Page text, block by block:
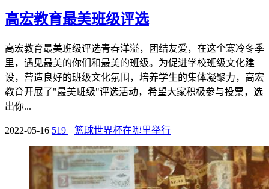
高宏教育最美班级评选
高宏教育最美班级评选青春洋溢，团结友爱，在这个寒冷冬季
里，遇见最美的你们和最美的班级。为促进学校班级文化建
设，营造良好的班级文化氛围，培养学生的集体凝聚力，高宏
教育开展了"最美班级"评选活动，希望大家积极参与投票，选
出你...
2022-05-16 519 篮球世界杯在哪里举行